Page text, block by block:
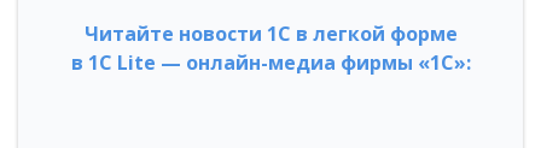
Читайте новости 1С в легкой форме
в 1С Lite — онлайн-медиа фирмы «1С»: